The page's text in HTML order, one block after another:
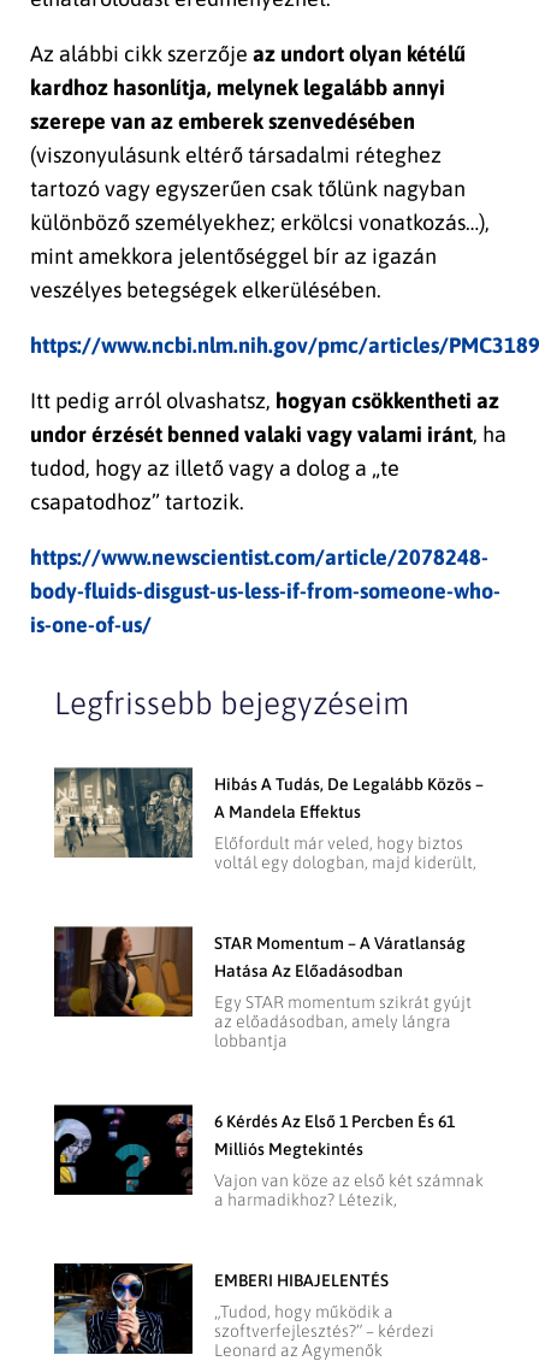
Az alábbi cikk szerzője az undort olyan kétélű
kardhoz hasonlítja, melynek legalább annyi
szerepe van az emberek szenvedésében
(viszonyulásunk eltérő társadalmi réteghez
tartozó vagy egyszerűen csak tőlünk nagyban
különböző személyekhez; erkölcsi vonatkozás…),
mint amekkora jelentőséggel bír az igazán
veszélyes betegségek elkerülésében.
https://www.ncbi.nlm.nih.gov/pmc/articles/
Itt pedig arról olvashatsz, hogyan csökkentheti az
undor érzését benned valaki vagy valami iránt, ha
tudod, hogy az illető vagy a dolog a „te
csapatodhoz” tartozik.
https://www.newscientist.com/article/2078248-
body-fluids-disgust-us-less-if-from-someone-who-
is-one-of-us/
Legfrissebb bejegyzéseim
Hibás A Tudás, De Legalább Közös –
A Mandela Effektus
Előfordult már veled, hogy biztos
voltál egy dologban, majd kiderült,
STAR Momentum – A Váratlanság
Hatása Az Előadásodban
Egy STAR momentum szikrát gyújt
az előadásodban, amely lángra
lobbantja
6 Kérdés Az Első 1 Percben És 61
Milliós Megtekintés
Vajon van köze az első két számnak
a harmadikhoz? Létezik,
EMBERI HIBAJELENTÉS
„Tudod, hogy működik a
szoftverfejlesztés?” – kérdezi
Leonard az Agymenők